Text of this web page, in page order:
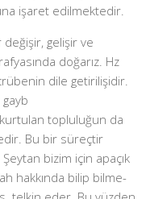
işaret edilmektedir.
gelişir ve
doğarız. Hz
dile getirilişidir.
topluluğun da
Bu bir süreçtir
bizim için apaçık
hakkında bilip bilme-